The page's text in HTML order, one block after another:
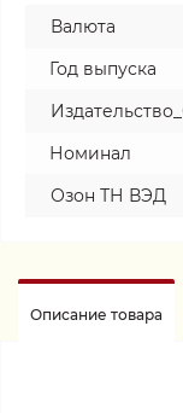
Валюта
Год выпуска
Номинал
Озон ТН ВЭД
Описание товара